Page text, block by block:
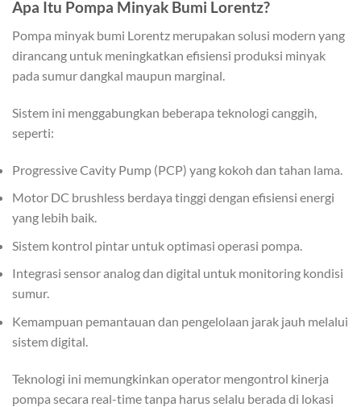
Apa Itu Pompa Minyak Bumi Lorentz?
Pompa minyak bumi Lorentz merupakan solusi modern yang
dirancang untuk meningkatkan efisiensi produksi minyak
pada sumur dangkal maupun marginal.
Sistem ini menggabungkan beberapa teknologi canggih,
seperti:
Progressive Cavity Pump (PCP) yang kokoh dan tahan lama.
Motor DC brushless berdaya tinggi dengan efisiensi energi
yang lebih baik.
Sistem kontrol pintar untuk optimasi operasi pompa.
Integrasi sensor analog dan digital untuk monitoring kondisi
sumur.
Kemampuan pemantauan dan pengelolaan jarak jauh melalui
sistem digital.
Teknologi ini memungkinkan operator mengontrol kinerja
pompa secara real-time tanpa harus selalu berada di lokasi